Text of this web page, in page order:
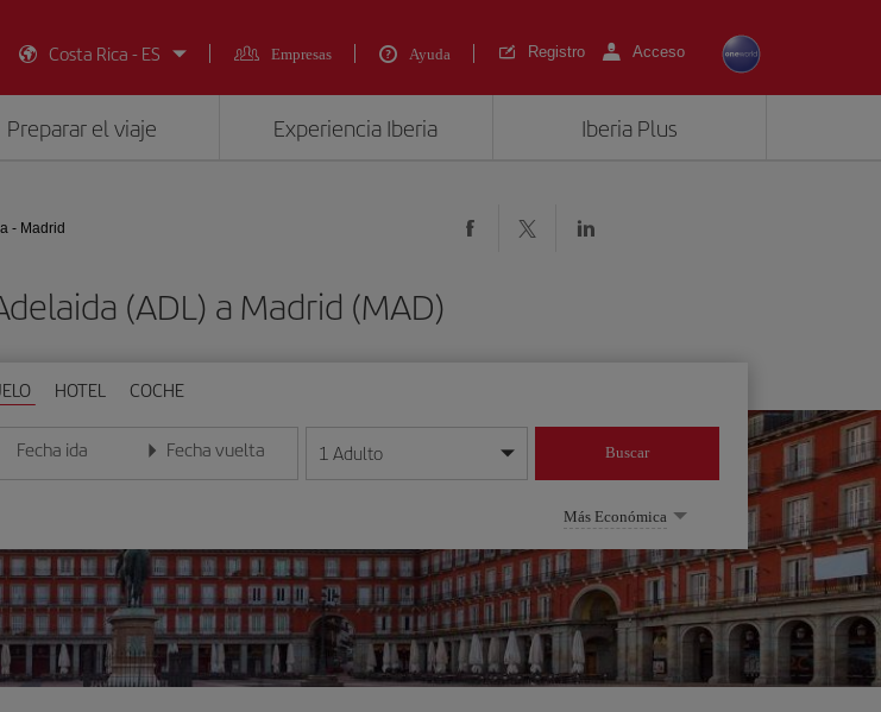
Costa Rica - ES
Empresas Ayuda Registro Acceso
Preparar el viaje Experiencia Iberia Iberia Plus
- Madrid
(ADL) a Madrid (MAD)
HOTEL COCHE
Fecha ida
Introduce la fecha en formato día/mes/año
Fecha vuelta
Introduce la fecha en formato día/mes/año
1 Adulto Buscar
Más Económica